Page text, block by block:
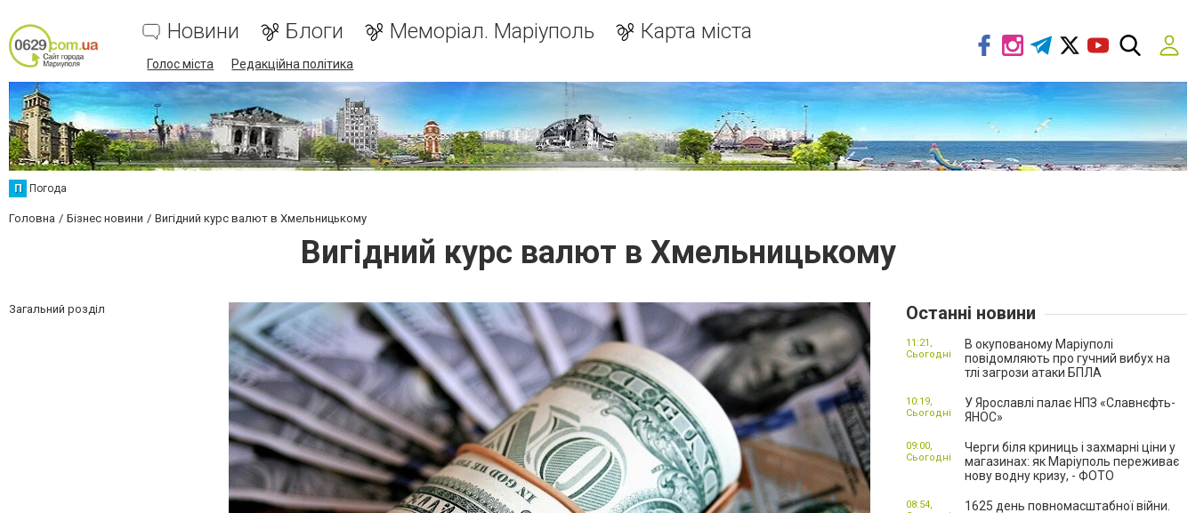
Новини Блоги Меморіал. Маріуполь Карта міста
Голос міста Редакційна політика
П Погода
Головна Бізнес новини Вигідний курс валют в Хмельницькому
Вигідний курс валют в Хмельницькому
Загальний розділ Останні новини
В окупованому Маріуполі
повідомляють про гучний вибух на
тлі загрози атаки БПЛА
11:21,
Сьогодні
У Ярославлі палає НПЗ «Славнєфть-
ЯНОС»
10:19,
Сьогодні
Черги біля криниць і захмарні ціни у
магазинах: як Маріуполь переживає
нову водну кризу, - ФОТО
09:00,
Сьогодні
1625 день повномасштабної війни.
08:54,